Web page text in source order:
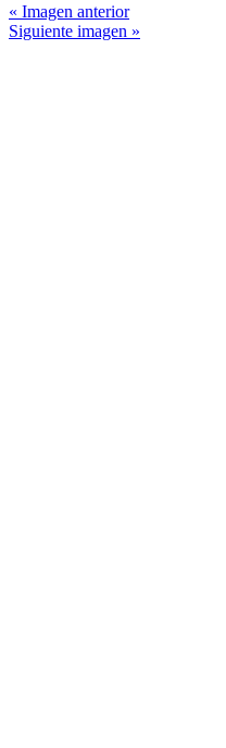
« Imagen anterior
Siguiente imagen »